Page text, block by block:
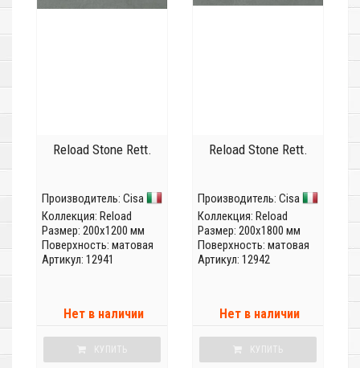
Reload Stone Rett.
Производитель: Cisa
Коллекция: Reload
Размер: 200x1200 мм
Поверхность: матовая
Артикул: 12941
Нет в наличии
КУПИТЬ
Reload Stone Rett.
Производитель: Cisa
Коллекция: Reload
Размер: 200x1800 мм
Поверхность: матовая
Артикул: 12942
Нет в наличии
КУПИТЬ